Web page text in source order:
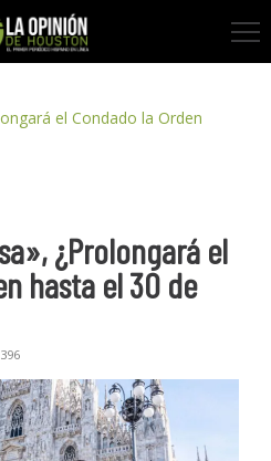
el Condado la Orden
¿Prolongará el
hasta el 30 de